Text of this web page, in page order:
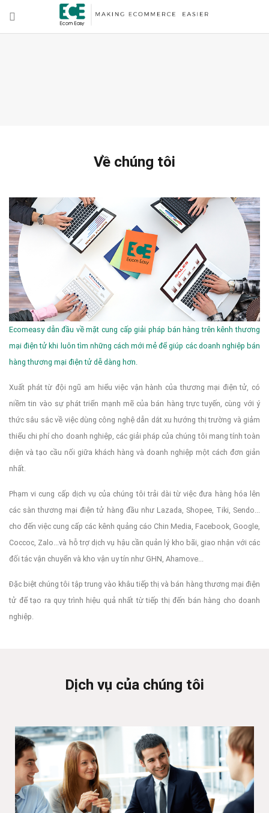
Về chúng tôi
Ecomeasy dẫn đầu về mặt cung cấp giải pháp bán hàng trên kênh thương
mại điện tử khi luôn tìm những cách mới mẻ để giúp các doanh nghiệp bán
hàng thương mại điện tử dễ dàng hơn.
Xuất phát từ đội ngũ am hiểu việc vận hành của thương mại điện tử, có
niềm tin vào sự phát triển mạnh mẽ của bán hàng trực tuyến, cùng với ý
thức sâu sắc về việc dùng công nghệ dẫn dắt xu hướng thị trường và giảm
thiểu chi phí cho doanh nghiệp, các giải pháp của chúng tôi mang tính toàn
diện và tạo cầu nối giữa khách hàng và doanh nghiệp một cách đơn giản
nhất.
Phạm vi cung cấp dịch vụ của chúng tôi trải dài từ việc đưa hàng hóa lên
các sàn thương mại điện tử hàng đầu như Lazada, Shopee, Tiki, Sendo...
cho đến việc cung cấp các kênh quảng cáo Chin Media, Facebook, Google,
Coccoc, Zalo...và hỗ trợ dịch vụ hậu cần quản lý kho bãi, giao nhận với các
đối tác vận chuyển và kho vận uy tín như GHN, Ahamove...
Đặc biệt chúng tôi tập trung vào khâu tiếp thị và bán hàng thương mại điện
tử để tạo ra quy trình hiệu quả nhất từ tiếp thị đến bán hàng cho doanh
nghiệp.
Dịch vụ của chúng tôi